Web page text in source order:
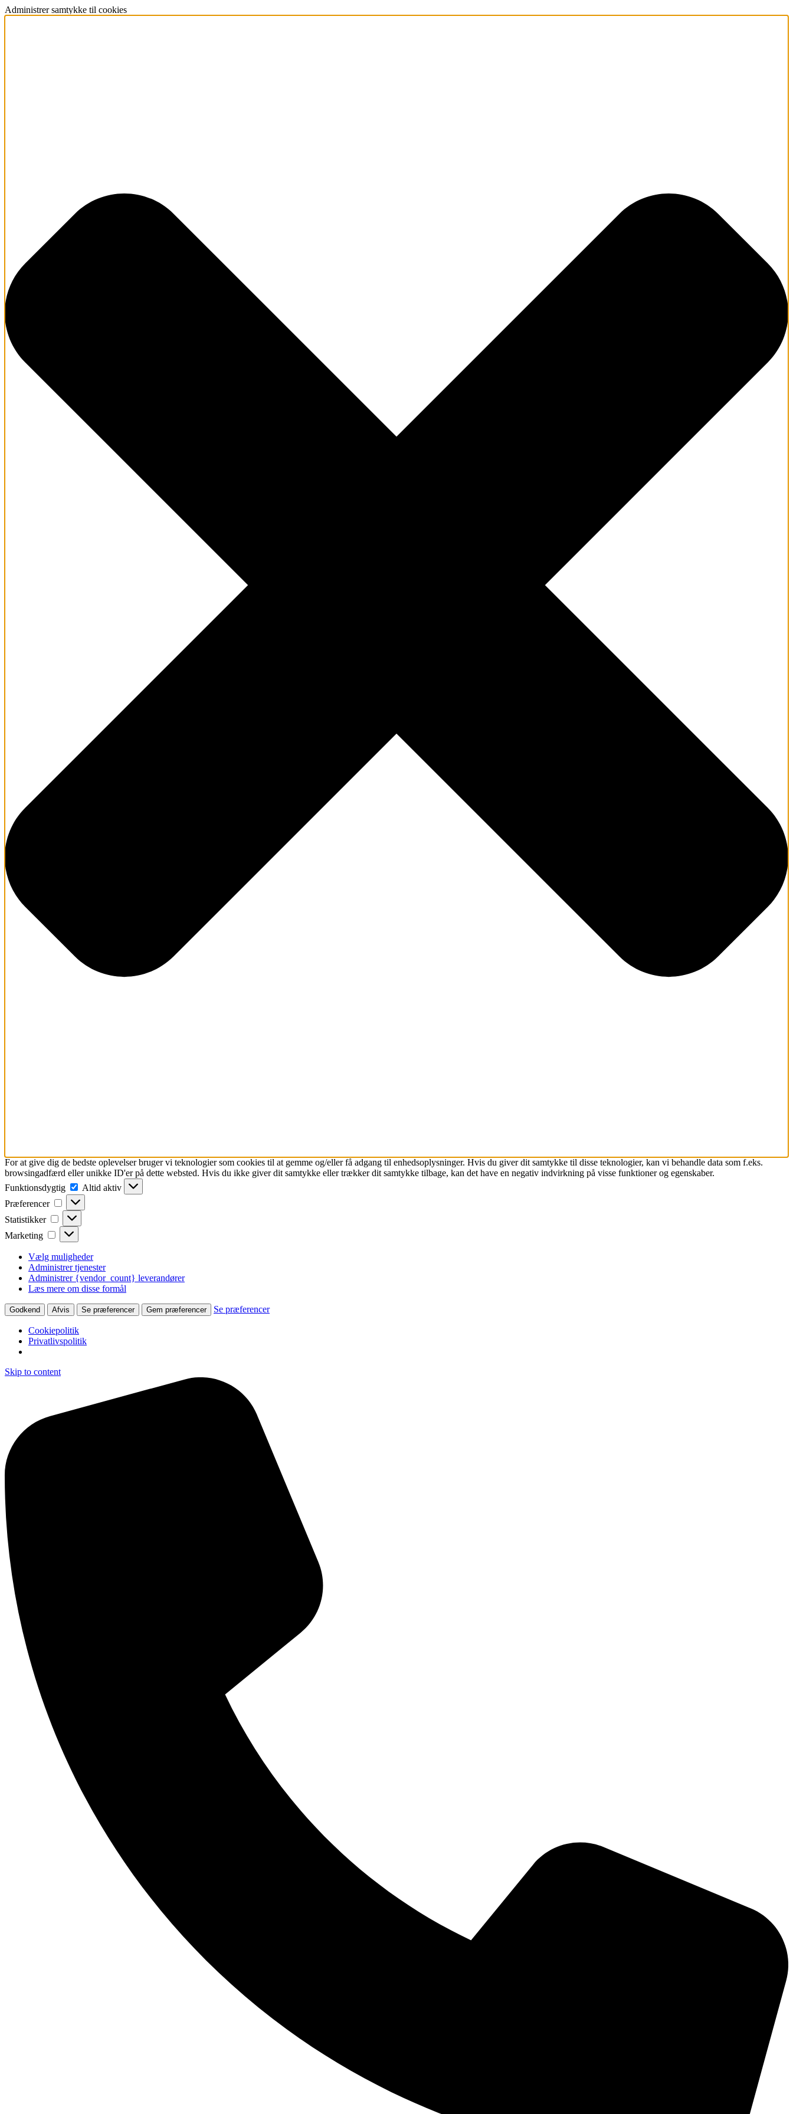
Administrer samtykke til cookies
For at give dig de bedste oplevelser bruger vi teknologier som cookies til at gemme og/eller få adgang til enhedsoplysninger. Hvis du giver dit samtykke til disse teknologier, kan vi behandle data som f.eks.
browsingadfærd eller unikke ID'er på dette websted. Hvis du ikke giver dit samtykke eller trækker dit samtykke tilbage, kan det have en negativ indvirkning på visse funktioner og egenskaber.
Funktionsdygtig
Funktionsdygtig
Altid aktiv
Præferencer
Præferencer
Statistikker Statistikker
Marketing Marketing
Vælg muligheder
Administrer tjenester
Administrer {vendor_count} leverandører
Læs mere om disse formål
Godkend Afvis Se præferencer Gem præferencer Se præferencer
Cookiepolitik
Privatlivspolitik
Skip to content